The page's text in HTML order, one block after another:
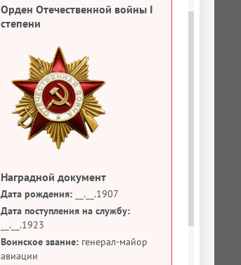
Орден Отечественной войны I
степени
Наградной документ
Дата рождения: __.__.1907
Дата поступления на службу:
__.__.1923
Воинское звание: генерал-майор
авиации